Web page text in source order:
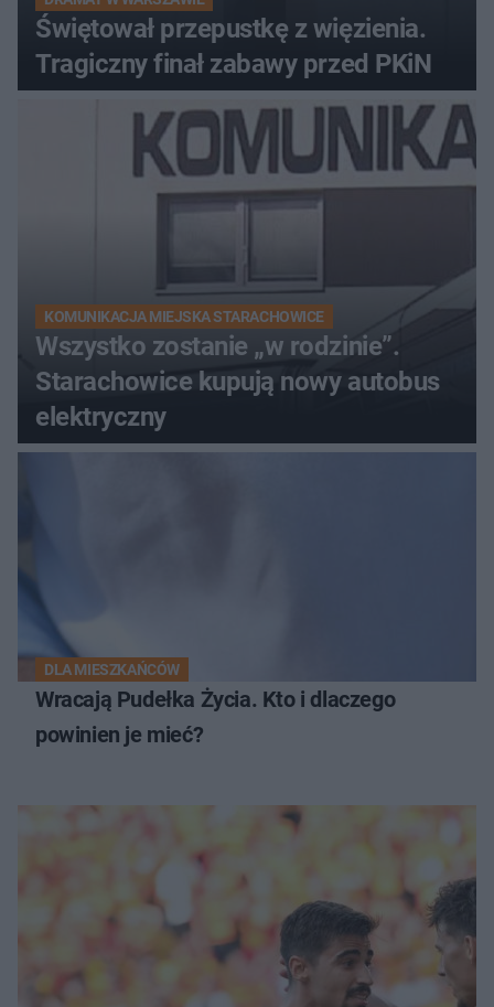
Świętował przepustkę z więzienia.
Tragiczny finał zabawy przed PKiN
KOMUNIKACJA MIEJSKA STARACHOWICE
Wszystko zostanie „w rodzinie”.
Starachowice kupują nowy autobus
elektryczny
DLA MIESZKAŃCÓW
Wracają Pudełka Życia. Kto i dlaczego
powinien je mieć?